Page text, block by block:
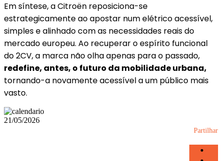
Em síntese, a Citroën reposiciona-se
estrategicamente ao apostar num elétrico acessível,
simples e alinhado com as necessidades reais do
mercado europeu. Ao recuperar o espírito funcional
do 2CV, a marca não olha apenas para o passado,
redefine, antes, o futuro da mobilidade urbana,
tornando-a novamente acessível a um público mais
vasto.
21/05/2026
Partilhar